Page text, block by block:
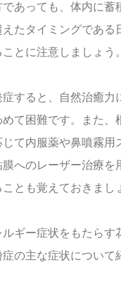
あっても、体内に蓄
たタイミングである
とに注意しましょう。
すると、自然治癒力
て困難です。また、
て内服薬や鼻噴霧用
へのレーザー治療を
とも覚えておきまし
ルギー症状をもたらす
の主な症状について